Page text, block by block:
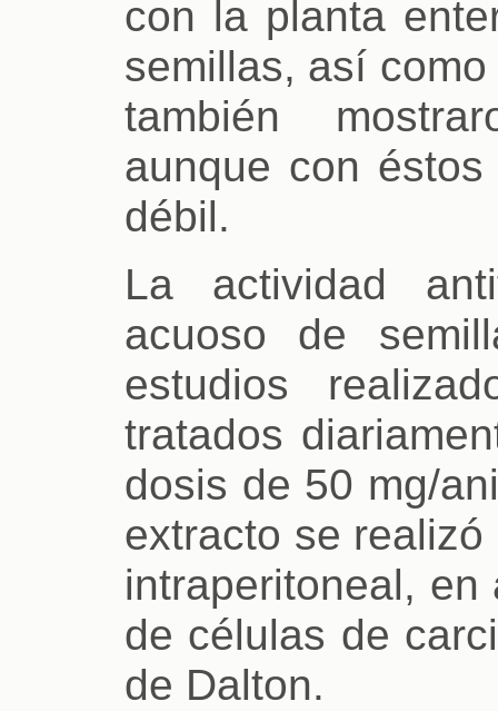
con la planta
semillas, así
también
aunque con
débil.
La actividad
acuoso de
estudios
tratados
dosis de 50 mg/
extracto se
intraperitoneal,
de células de
de Dalton.